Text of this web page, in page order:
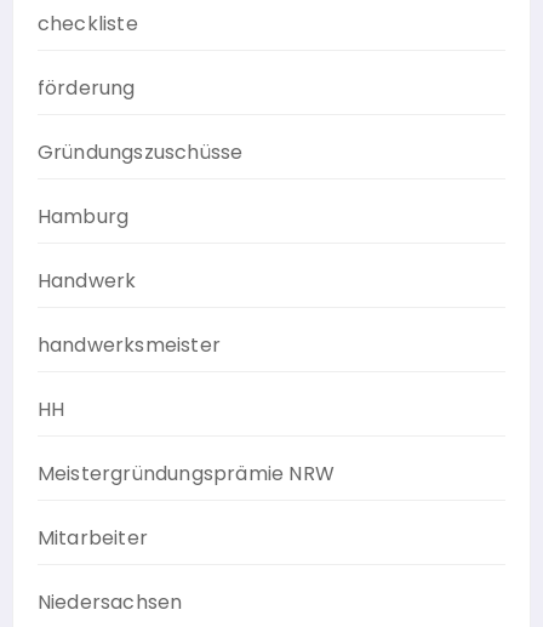
checkliste
förderung
Gründungszuschüsse
Hamburg
Handwerk
handwerksmeister
HH
Meistergründungsprämie NRW
Mitarbeiter
Niedersachsen